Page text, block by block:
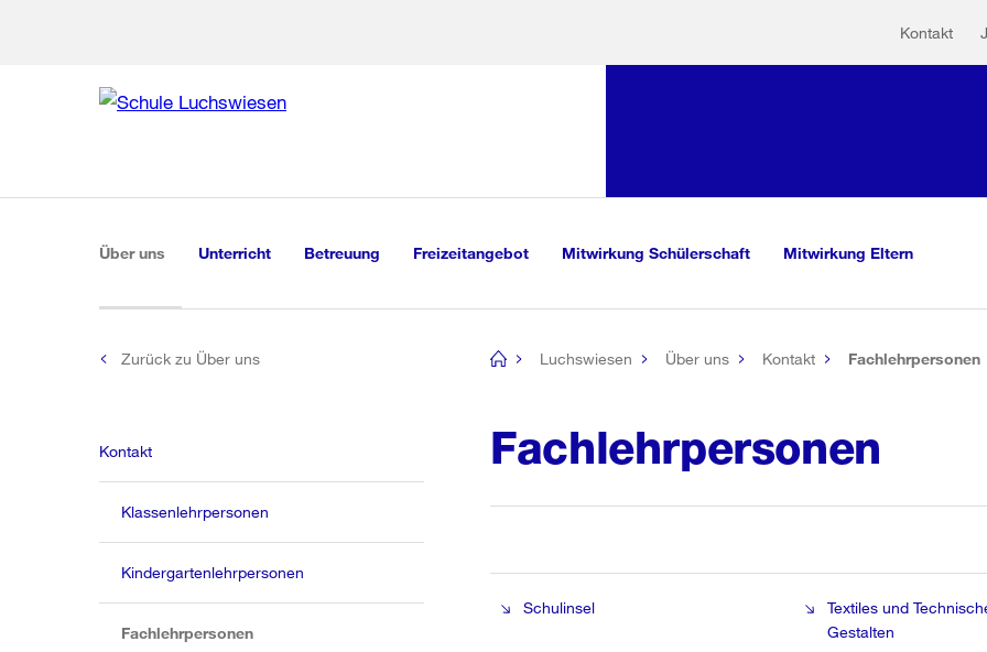
Kontakt
Navigation
Über uns (aktiv)Unterricht Betreuung Freizeitangebot Mitwirkung Schülerschaft Mitwirkung Eltern
[no
Luchswiesen Über uns Kontakt Fachlehrpersonen
Fachlehrpersonen
Schulinsel
Textiles und
Gestalten
Zurück zu Über uns
Kontakt
Klassenlehrpersonen
Kindergartenlehrpersonen
Fachlehrpersonen(aktiv)